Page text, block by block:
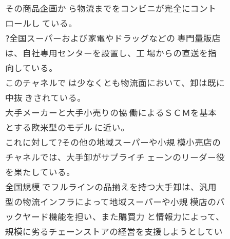
その商品企画か ら物流までをコンビニが完全にコント
ロールし ている。
?全国スーパーおよび家電やドラッグなどの 専門量販店
は、自社専用センターを設置し、工 場からの直送を指
向している。
このチャネルで は少なくとも物流面において、卸は既に
中抜 きされている。
大手メーカーと大手小売りの協 働によるＳＣＭを基本
とする欧米型のモデル に近い。
これに対して?その他の地域スーパーや小規 模小売店の
チャネルでは、大手卸がサプライチ ェーンのリーダー役
を果たしている。
全国規模 でフルラインの品揃えを持つ大手卸は、汎用
型の物流インフラによって地域スーパーや小規 模店のバ
ックヤード機能を担い、また購買力 と情報力によって、
規模に劣るチェーンストアの経営を支援しようとしてい